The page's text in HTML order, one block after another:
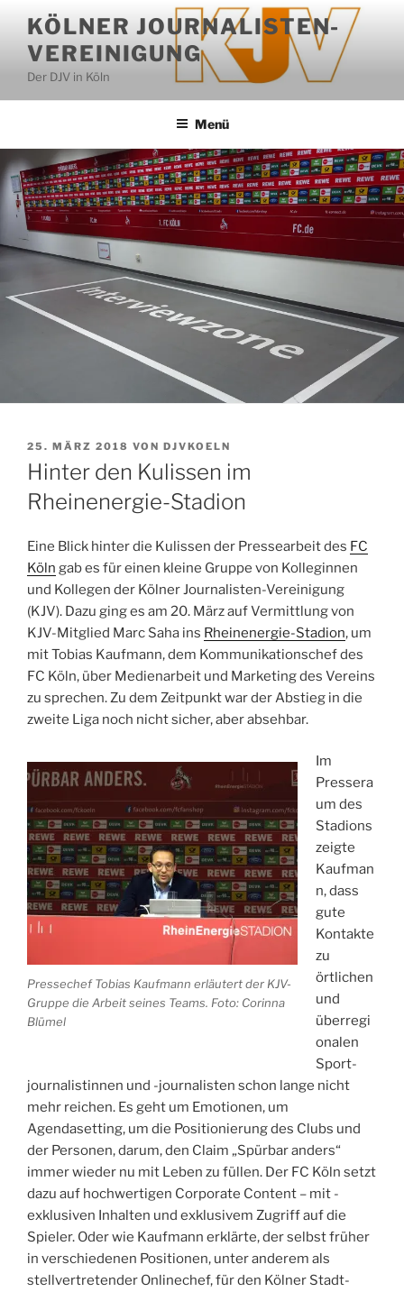
Inhalt
springen
KÖLNER JOURNALISTEN-
VEREINIGUNG
Der DJV in Köln
Menü
VERÖFFENTLICHT
AM
25. MÄRZ 2018 VON DJVKOELN
Hinter den Kulissen im
Rheinenergie-Stadion
Eine Blick hinter die Kulissen der Pressearbeit des FC
Köln gab es für einen kleine Gruppe von Kolleginnen
und Kollegen der Kölner Journalisten-Vereinigung
(KJV). Dazu ging es am 20. März auf Vermittlung von
KJV-Mitglied Marc Saha ins Rheinenergie-Stadion, um
mit ­Tobias Kaufmann, dem Kommunikationschef des
FC Köln, über Medienarbeit und Marketing des Vereins
zu sprechen. Zu dem Zeitpunkt war der Abstieg in die
zweite Liga noch nicht sicher, aber absehbar.
Pressechef Tobias Kaufmann erläutert der KJV-
Gruppe die Arbeit seines Teams. Foto: Corinna
Blümel
Im
Pressera
um des
Stadions
zeigte
Kaufman
n, dass
gute
Kontakte
zu
örtlichen
und
überregi
onalen
Sport­
journalistinnen und -journalisten schon lange nicht
mehr reichen. Es geht um Emotionen, um
Agendasetting, um die Positionierung des Clubs und
der Personen, darum, den Claim „Spürbar anders“
immer wieder nu mit Leben zu füllen. Der FC Köln setzt
dazu auf hochwertigen Corporate Content – mit ­
exklusiven Inhalten und exklusivem Zugriff auf die
Spieler. Oder wie Kaufmann erklärte, der selbst früher
in verschiedenen Positionen, ­unter anderem als
stellvertretender Onlinechef, für den Kölner Stadt-